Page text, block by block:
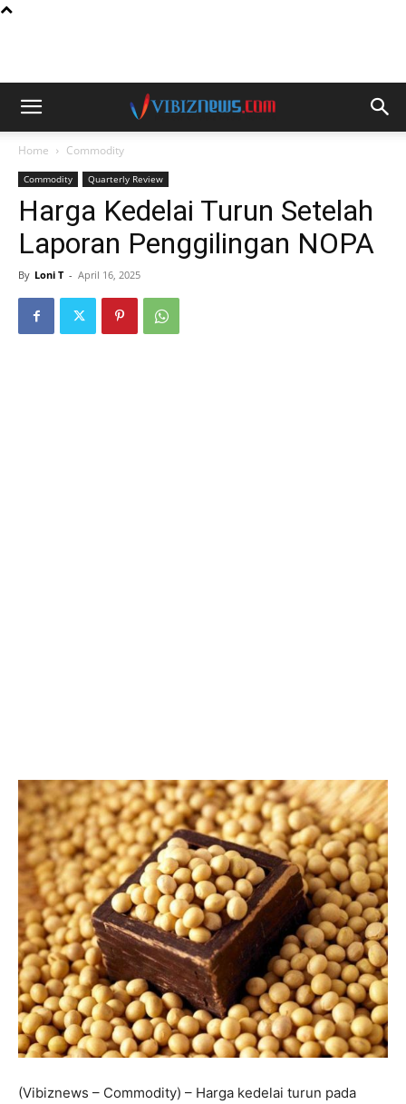
Home Commodity
Commodity Quarterly Review
Harga Kedelai Turun Setelah
Laporan Penggilingan NOPA
By Loni T - April 16, 2025
(Vibiznews – Commodity) – Harga kedelai turun pada